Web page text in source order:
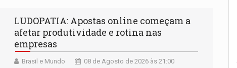
LUDOPATIA: Apostas online começam a
afetar produtividade e rotina nas
empresas
Brasil e Mundo 08 de Agosto de 2026 às 21:00